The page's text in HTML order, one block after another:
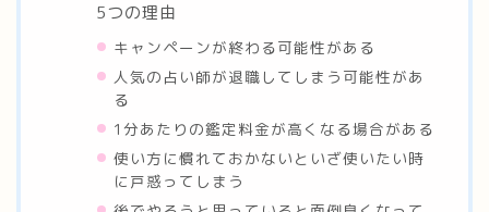
5つの理由
キャンペーンが終わる可能性がある
人気の占い師が退職してしまう可能性があ
る
1分あたりの鑑定料金が高くなる場合がある
使い方に慣れておかないといざ使いたい時
に戸惑ってしまう